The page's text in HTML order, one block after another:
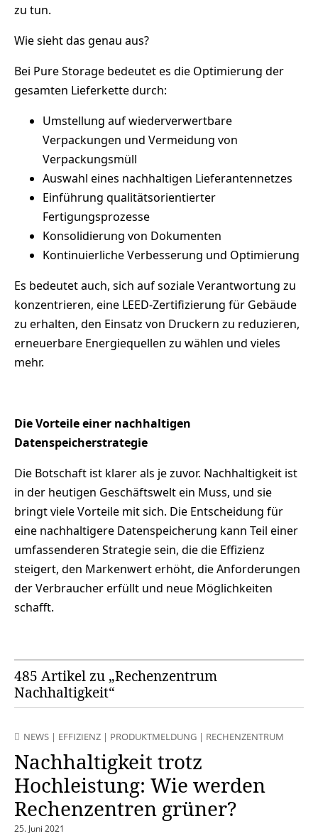
zu tun.
Wie sieht das genau aus?
Bei Pure Storage bedeutet es die Optimierung der
gesamten Lieferkette durch:
Umstellung auf wiederverwertbare
Verpackungen und Vermeidung von
Verpackungsmüll
Auswahl eines nachhaltigen Lieferantennetzes
Einführung qualitätsorientierter
Fertigungsprozesse
Konsolidierung von Dokumenten
Kontinuierliche Verbesserung und Optimierung
Es bedeutet auch, sich auf soziale Verantwortung zu
konzentrieren, eine LEED-Zertifizierung für Gebäude
zu erhalten, den Einsatz von Druckern zu reduzieren,
erneuerbare Energiequellen zu wählen und vieles
mehr.
Die Vorteile einer nachhaltigen
Datenspeicherstrategie
Die Botschaft ist klarer als je zuvor. Nachhaltigkeit ist
in der heutigen Geschäftswelt ein Muss, und sie
bringt viele Vorteile mit sich. Die Entscheidung für
eine nachhaltigere Datenspeicherung kann Teil einer
umfassenderen Strategie sein, die die Effizienz
steigert, den Markenwert erhöht, die Anforderungen
der Verbraucher erfüllt und neue Möglichkeiten
schafft.
485 Artikel zu „Rechenzentrum
Nachhaltigkeit“
NEWS | EFFIZIENZ | PRODUKTMELDUNG | RECHENZENTRUM
Nachhaltigkeit trotz
Hochleistung: Wie werden
Rechenzentren grüner?
25. Juni 2021